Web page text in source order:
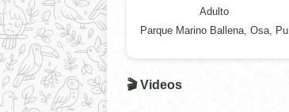
Adulto
Parque Marino Ballena, Osa, Pu
🎬 Videos